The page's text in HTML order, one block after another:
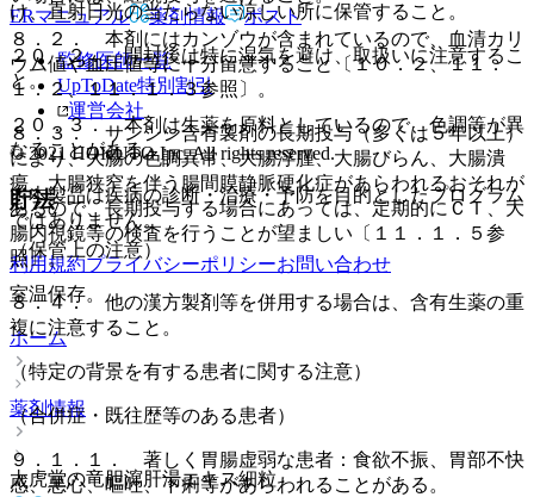
け、直射日光の当たらない涼しい所に保管すること。
２０．２． 開封後は特に湿気を避け、取扱いに注意するこ
と。
２０．３． 本剤は生薬を原料としているので、色調等が異
なることがある。
貯法
（保管上の注意）
室温保存。
ホーム
薬剤情報
太虎堂の竜胆瀉肝湯エキス細粒
８．２． 本剤にはカンゾウが含まれているので、血清カリ
ウム値や血圧値等に十分留意すること〔１０．２、１１．
１．２、１１．１．３参照〕。
８．３． サンシシ含有製剤の長期投与（多くは５年以上）
により、大腸の色調異常、大腸浮腫、大腸びらん、大腸潰
瘍、大腸狭窄を伴う腸間膜静脈硬化症があらわれるおそれが
あるので、長期投与する場合にあっては、定期的にＣＴ、大
腸内視鏡等の検査を行うことが望ましい〔１１．１．５参
照〕。
８．４． 他の漢方製剤等を併用する場合は、含有生薬の重
複に注意すること。
（特定の背景を有する患者に関する注意）
（合併症・既往歴等のある患者）
９．１．１． 著しく胃腸虚弱な患者：食欲不振、胃部不快
感、悪心、嘔吐、下痢等があらわれることがある。
ERマニュアル
薬剤情報 ポスト
監修医師一覧
UpToDate特別割引
運営会社
© 2021 HOKUTO Inc. All rights reserved.
※本製品は疾病の診断・治療・予防を目的としたプログラム
ではありません。
利用規約プライバシーポリシーお問い合わせ